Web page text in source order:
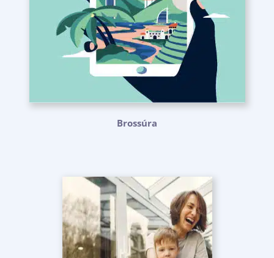
Brossúra